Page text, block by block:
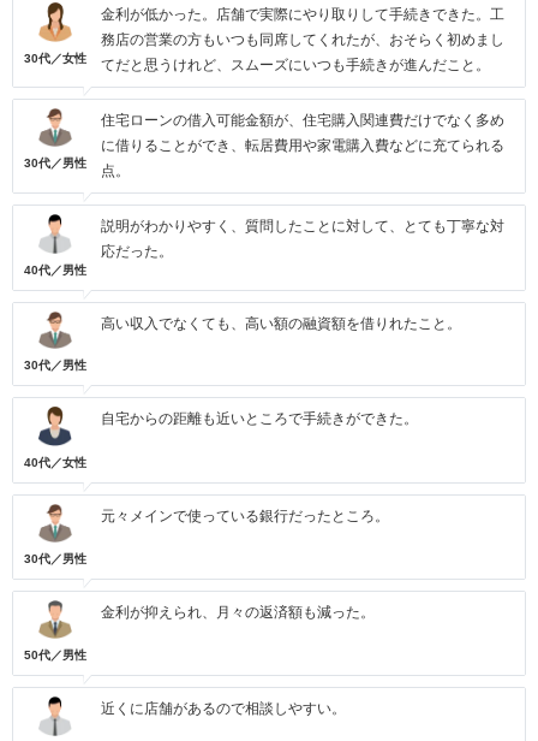
30代／女性
金利が低かった。店舗で実際にやり取りして手続きできた。工
務店の営業の方もいつも同席してくれたが、おそらく初めまし
てだと思うけれど、スムーズにいつも手続きが進んだこと。
30代／男性
住宅ローンの借入可能金額が、住宅購入関連費だけでなく多め
に借りることができ、転居費用や家電購入費などに充てられる
点。
40代／男性
説明がわかりやすく、質問したことに対して、とても丁寧な対
応だった。
30代／男性
高い収入でなくても、高い額の融資額を借りれたこと。
40代／女性
自宅からの距離も近いところで手続きができた。
30代／男性
元々メインで使っている銀行だったところ。
50代／男性
金利が抑えられ、月々の返済額も減った。
近くに店舗があるので相談しやすい。